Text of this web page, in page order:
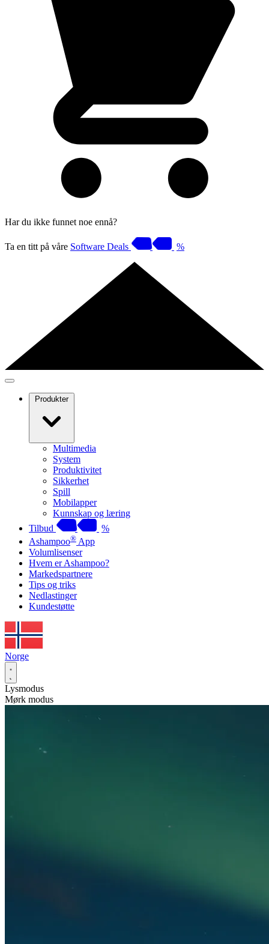
Har du ikke funnet noe ennå?
Ta en titt på våre Software Deals %
Produkter
Multimedia
System
Produktivitet
Sikkerhet
Spill
Mobilapper
Kunnskap og læring
Tilbud
%
Ashampoo® App
Volumlisenser
Hvem er Ashampoo?
Markedspartnere
Tips og triks
Nedlastinger
Kundestøtte
Norge
Lysmodus
Mørk modus